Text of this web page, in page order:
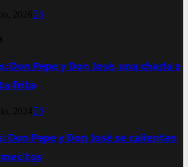
2026 0
Don Pepe y Don José, una charla a
frita
2024 0
Don Pepe y Don José se calientan